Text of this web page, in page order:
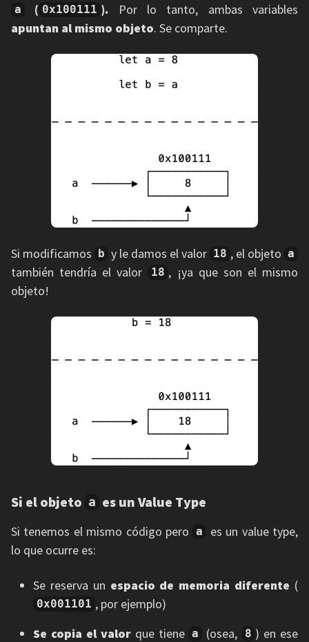
a ( 0x100111 ). Por lo tanto, ambas variables
apuntan al mismo objeto. Se comparte.
Si modificamos b y le damos el valor 18 , el objeto a
también tendría el valor 18 , ¡ya que son el mismo
objeto!
Si el objeto a es un Value Type
Si tenemos el mismo código pero a
es un value type,
lo que ocurre es:
Se reserva un espacio de memoria diferente (
0x001101 , por ejemplo)
Se copia el valorque tiene a (osea, 8 ) en ese